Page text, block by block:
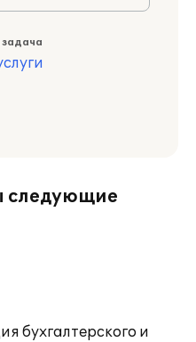
следующие
бухгалтерского и